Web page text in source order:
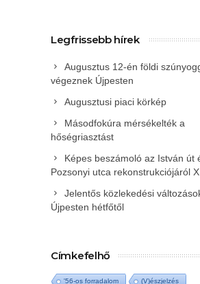
Legfrissebb hírek
Augusztus 12-én földi
végeznek Újpesten
Augusztusi piaci körkép
Másodfokúra mérsékelték a
hőségriasztást
Képes beszámoló az István út
Pozsonyi utca rekonstrukciójáról X.
Jelentős közlekedési
Újpesten hétfőtől
Címkefelhő
'56-os forradalom (V)észjelzés